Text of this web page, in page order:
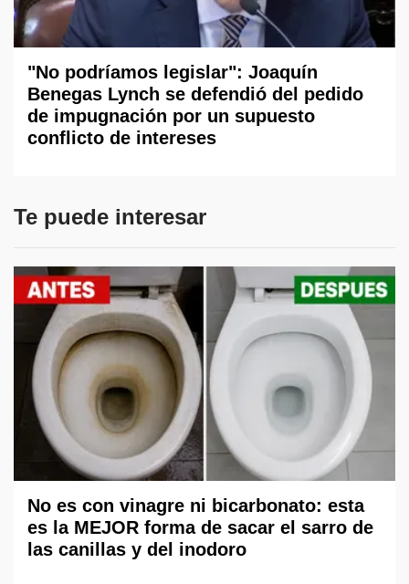
"No podríamos legislar": Joaquín
Benegas Lynch se defendió del pedido
de impugnación por un supuesto
conflicto de intereses
Te puede interesar
No es con vinagre ni bicarbonato: esta
es la MEJOR forma de sacar el sarro de
las canillas y del inodoro